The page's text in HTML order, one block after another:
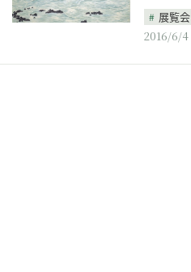
展覧会
2016/6/4